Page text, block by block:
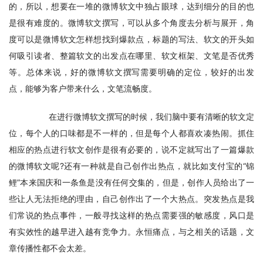
的，所以，想要在一堆的微博软文中独占眼球，达到细分的目的也
是很有难度的。微博软文撰写，可以从多个角度去分析与展开，角
度可以是微博软文怎样想找到爆款点，标题的写法、软文的开头如
何吸引读者、整篇软文的出发点在哪里、软文框架、文笔是否优秀
等。总体来说，好的微博软文撰写需要明确的定位，较好的出发
点，能够为客户带来什么，文笔流畅度。
在进行微博软文撰写的时候，我们脑中要有清晰的软文定
位，每个人的口味都是不一样的，但是每个人都喜欢凑热闹。抓住
相应的热点进行软文创作是很有必要的，说不定就写出了一篇爆款
的微博软文呢?还有一种就是自己创作出热点，就比如支付宝的“锦
鲤”本来国庆和一条鱼是没有任何交集的，但是，创作人员给出了一
些让人无法拒绝的理由，自己创作出了一个大热点。突发热点是我
们常说的热点事件，一般寻找这样的热点需要强的敏感度，风口是
有实效性的越早进入越有竞争力。永恒痛点，与之相关的话题，文
章传播性都不会太差。